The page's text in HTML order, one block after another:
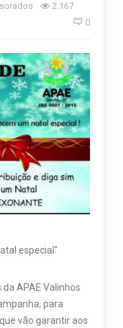
2.167
0
especial”
APAE Valinhos
para
vão garantir aos